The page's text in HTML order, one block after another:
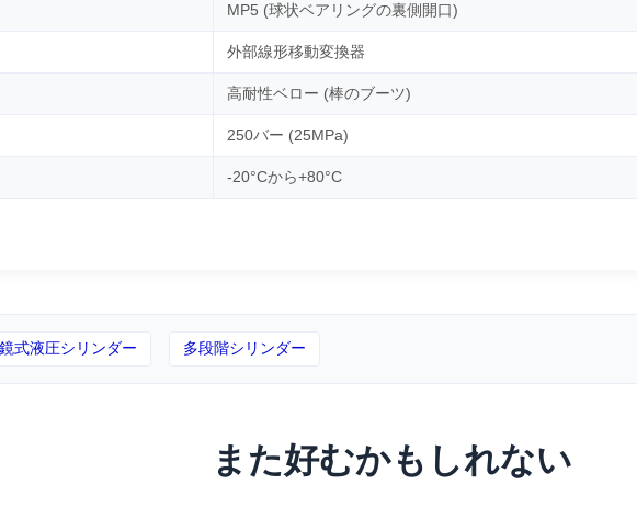
MP5 (球状ベアリングの裏側開口)
外部線形移動変換器
高耐性ベロー (棒のブーツ)
250バー (25MPa)
-20°Cから+80°C
式液圧シリンダー 多段階シリンダー
また好むかもしれない